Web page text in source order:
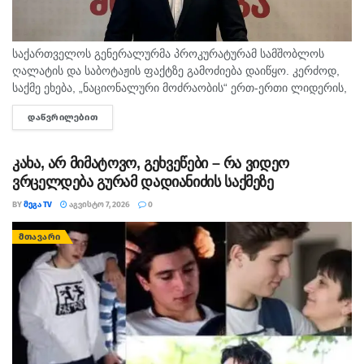
კომპლექსური საგამოძიებო მოქმედებები.
საქართველოს გენერალურმა პროკურატურამ სამშობლოს
ღალატის და საბოტაჟის ფაქტზე გამოძიება დაიწყო. კერძოდ,
საქმე ეხება, „ნაციონალური მოძრაობის“ ერთ-ერთი ლიდერის,
გიორგი ბარამიძის მიერ იაგო ხვიჩიასთვის მიცემულ
ინტერვიუს, სადაც ის აღნიშნავს, რომ რომ აფხაზეთში...
ᲓᲐᲬᲕᲠᲘᲚᲔᲑᲘᲗ
კახა, არ მიმატოვო, გეხვეწები – რა ვიდეო
ვრცელდება გურამ დადიანიძის საქმეზე
BYᲛᲔᲒᲐ TV ᲐᲒᲕᲘᲡᲢᲝ 7, 2026 0
ᲛᲗᲐᲕᲐᲠᲘ